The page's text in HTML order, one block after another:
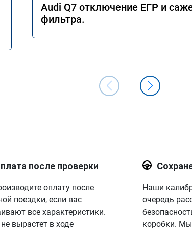
Audi Q7 отключение ЕГР и
фильтра.
после проверки
оплату после
поездки, если вас
все характеристики.
вырастет в ходе
Наши
очередь
коробки.